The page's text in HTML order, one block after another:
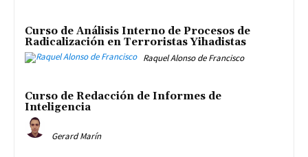
Curso de Análisis Interno de Procesos de
Radicalización en Terroristas Yihadistas
Raquel Alonso de Francisco
Curso de Redacción de Informes de
Inteligencia
Gerard Marín